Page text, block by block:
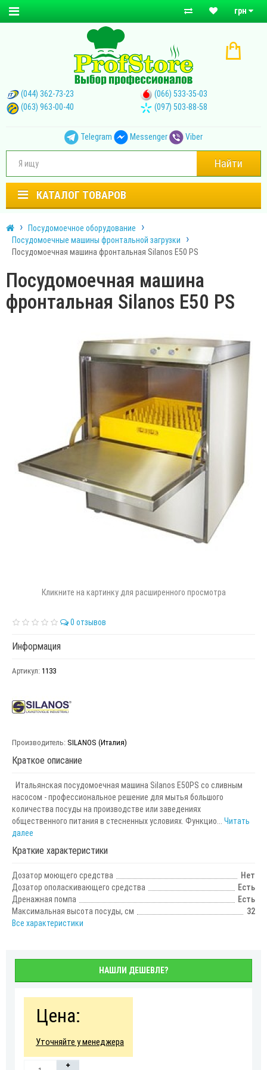
грн
(044) 362-73-23
(066) 533-35-03
(063) 963-00-40
(097) 503-88-58
Telegram Messenger Viber
Найти
КАТАЛОГ ТОВАРОВ
Посудомоечное оборудование
Посудомоечные машины фронтальной загрузки
Посудомоечная машина фронтальная Silanos Е50 PS
Посудомоечная машина
фронтальная Silanos Е50 PS
Кликните на картинку для расширенного просмотра
0 отзывов
Информация
Артикул: 1133
Производитель: SILANOS (Италия)
Краткое описание
Итальянская посудомоечная машина Silanos Е50PS со сливным
насосом - профессиональное решение для мытья большого
количества посуды на производстве или заведениях
общественного питания в стесненных условиях. Функцио... Читать
далее
Краткие характеристики
Дозатор моющего средства
Нет
Дозатор ополаскивающего средства
Есть
Дренажная помпа
Есть
Максимальная высота посуды, см
32
Все характеристики
НАШЛИ ДЕШЕВЛЕ?
Цена:
Уточняйте у менеджера